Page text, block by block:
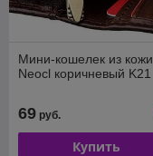
Мини-кошелек из кожи
Neocl коричневый K21
69 руб.
Купить